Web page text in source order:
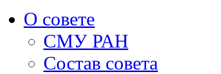
О совете
СМУ РАН
Состав совета